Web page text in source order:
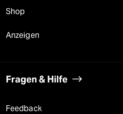
Shop
Anzeigen
Fragen & Hilfe
Feedback